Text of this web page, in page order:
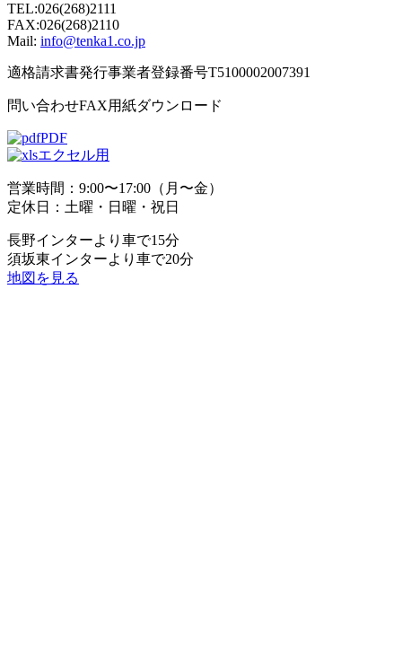
TEL:026(268)2111
FAX:026(268)2110
Mail: info@tenka1.co.jp
適格請求書発行事業者登録番号T5100002007391
問い合わせFAX用紙ダウンロード
PDF
エクセル用
営業時間：9:00〜17:00（月〜金）
定休日：土曜・日曜・祝日
長野インターより車で15分
須坂東インターより車で20分
地図を見る